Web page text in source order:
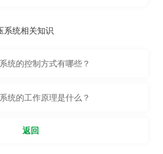
系统相关知识
统的控制方式有哪些？
统的工作原理是什么？
返回